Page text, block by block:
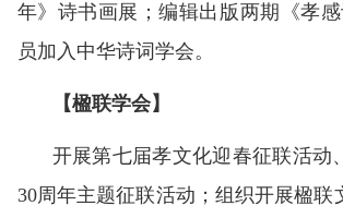
年》诗书画展；编辑出版两期《孝
员加入中华诗词学会。
【楹联学会】
开展第七届孝文化迎春征联活动
30周年主题征联活动；组织开展楹联